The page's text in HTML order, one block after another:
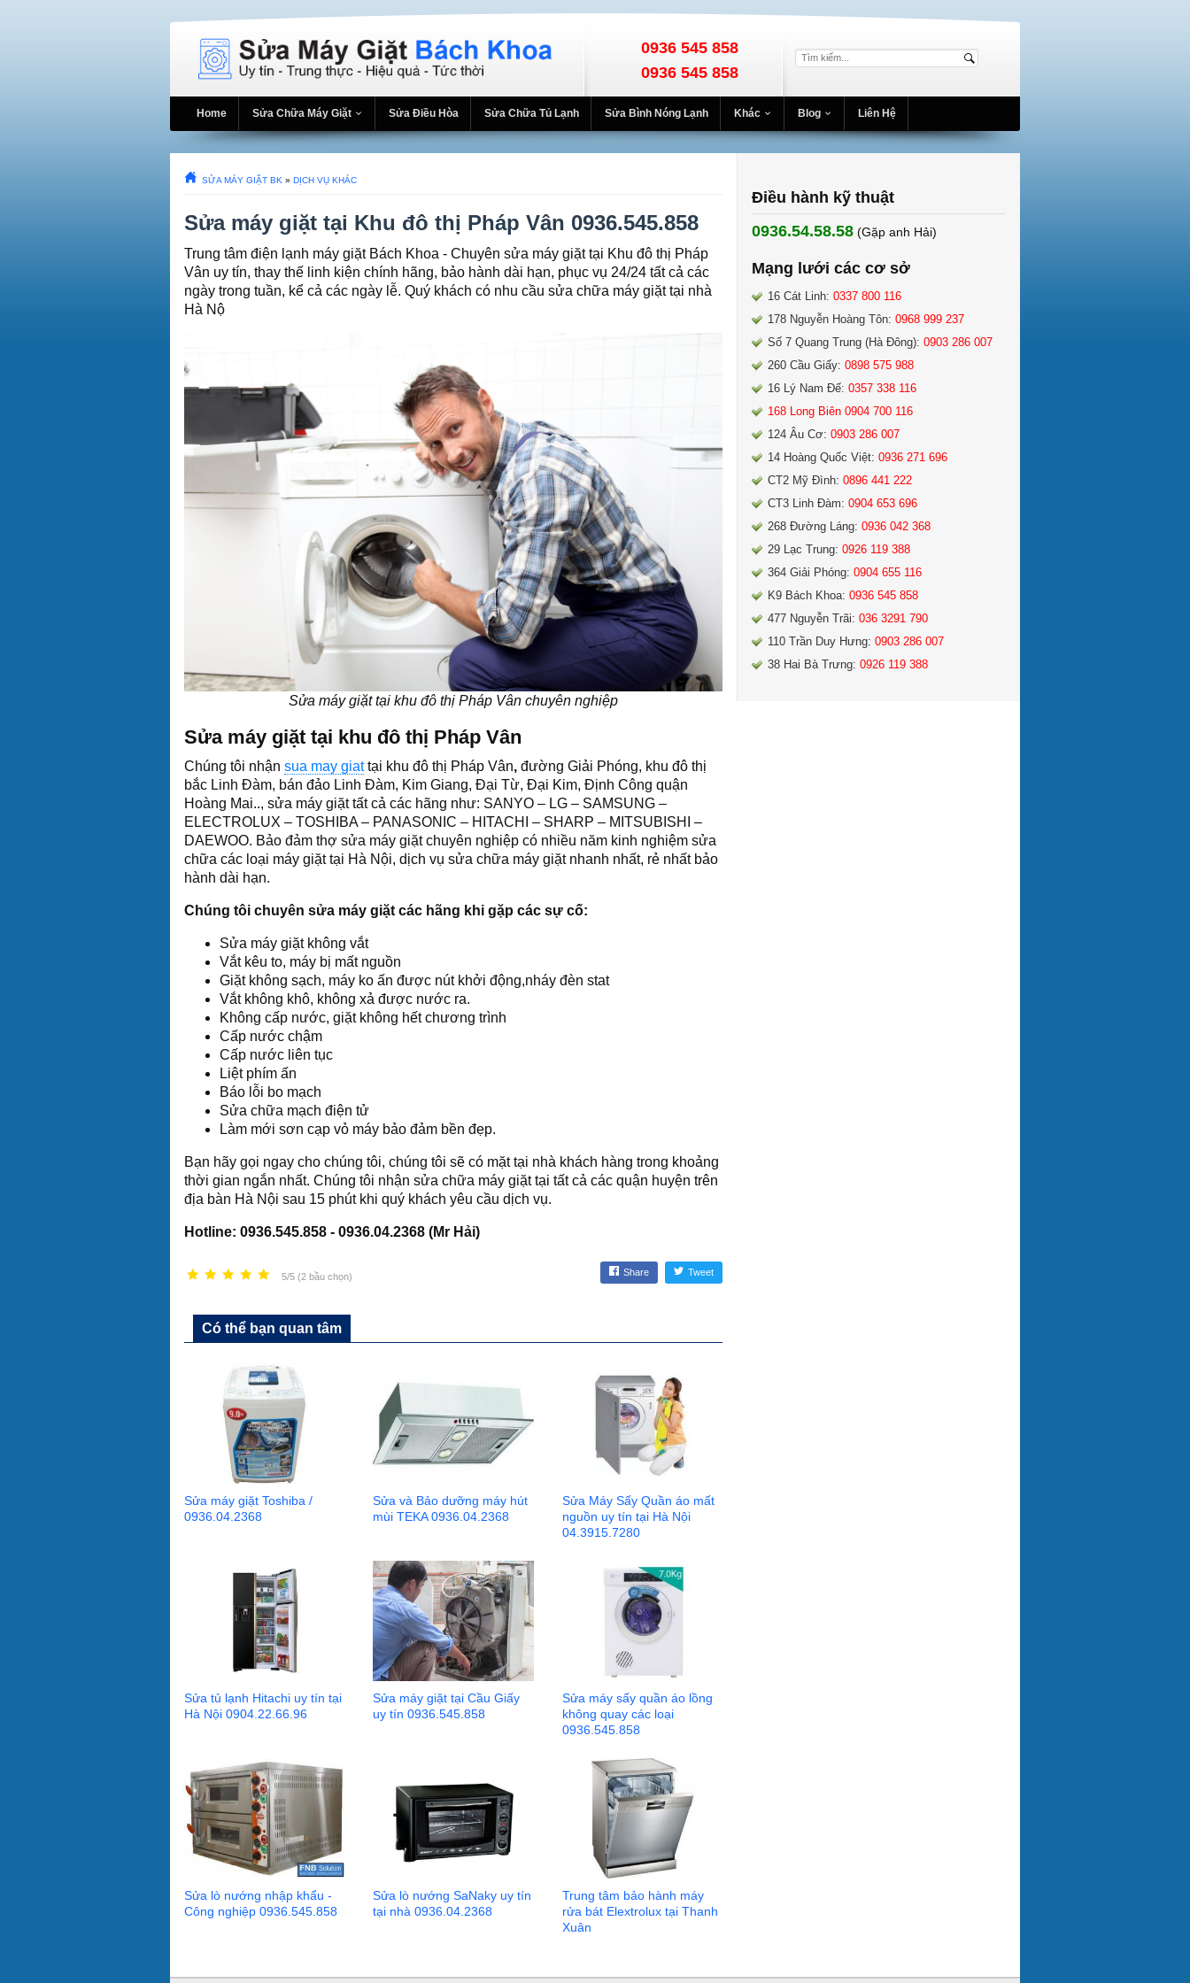
0936 545 858
0936 545 858
Home Sửa Chữa Máy Giặt Sửa Điều Hòa Sửa Chữa Tủ Lạnh Sửa Bình Nóng Lạnh Khác Blog Liên Hệ
SỬA MÁY GIẶT BK » DỊCH VỤ KHÁC
Sửa máy giặt tại Khu đô thị Pháp Vân 0936.545.858
Trung tâm điện lạnh máy giặt Bách Khoa - Chuyên sửa máy giặt tại Khu đô thị Pháp
Vân uy tín, thay thế linh kiện chính hãng, bảo hành dài hạn, phục vụ 24/24 tất cả các
ngày trong tuần, kể cả các ngày lễ. Quý khách có nhu cầu sửa chữa máy giặt tại nhà
Hà Nộ
Sửa máy giặt tại khu đô thị Pháp Vân chuyên nghiệp
Sửa máy giặt tại khu đô thị Pháp Vân
Chúng tôi nhận sua may giattại khu đô thị Pháp Vân, đường Giải Phóng, khu đô thị
bắc Linh Đàm, bán đảo Linh Đàm, Kim Giang, Đại Từ, Đại Kim, Định Công quận
Hoàng Mai.., sửa máy giặt tất cả các hãng như: SANYO – LG – SAMSUNG –
ELECTROLUX – TOSHIBA – PANASONIC – HITACHI – SHARP – MITSUBISHI –
DAEWOO. Bảo đảm thợ sửa máy giặt chuyên nghiệp có nhiều năm kinh nghiệm sửa
chữa các loại máy giặt tại Hà Nội, dịch vụ sửa chữa máy giặt nhanh nhất, rẻ nhất bảo
hành dài hạn.
Chúng tôi chuyên sửa máy giặt các hãng khi gặp các sự cố:
Sửa máy giặt không vắt
Vắt kêu to, máy bị mất nguồn
Giặt không sạch, máy ko ấn được nút khởi động,nháy đèn stat
Vắt không khô, không xả được nước ra.
Không cấp nước, giặt không hết chương trình
Cấp nước chậm
Cấp nước liên tục
Liệt phím ấn
Báo lỗi bo mạch
Sửa chữa mạch điện tử
Làm mới sơn cạp vỏ máy bảo đảm bền đẹp.
Bạn hãy gọi ngay cho chúng tôi, chúng tôi sẽ có mặt tại nhà khách hàng trong khoảng
thời gian ngắn nhất. Chúng tôi nhận sửa chữa máy giặt tại tất cả các quận huyện trên
địa bàn Hà Nội sau 15 phút khi quý khách yêu cầu dịch vụ.
Hotline: 0936.545.858 - 0936.04.2368 (Mr Hải)
5/5 (2 bầu chọn) Share Tweet
Có thể bạn quan tâm
Sửa máy giặt Toshiba /
0936.04.2368
Sửa và Bảo dưỡng máy hút
mùi TEKA 0936.04.2368
Sửa Máy Sấy Quần áo mất
nguồn uy tín tại Hà Nội
04.3915.7280
Sửa tủ lạnh Hitachi uy tín tại
Hà Nội 0904.22.66.96
Sửa máy giặt tại Cầu Giấy
uy tín 0936.545.858
Sửa máy sấy quần áo lồng
không quay các loại
0936.545.858
Sửa lò nướng nhập khẩu -
Công nghiệp 0936.545.858
Sửa lò nướng SaNaky uy tín
tại nhà 0936.04.2368
Trung tâm bảo hành máy
rửa bát Elextrolux tại Thanh
Xuân
Điều hành kỹ thuật
0936.54.58.58(Gặp anh Hải) ​
Mạng lưới các cơ sở
16 Cát Linh: 0337 800 116
178 Nguyễn Hoàng Tôn: 0968 999 237
Số 7 Quang Trung (Hà Đông): 0903 286 007
260 Cầu Giấy: 0898 575 988
16 Lý Nam Đế: 0357 338 116
168 Long Biên 0904 700 116
124 Âu Cơ: 0903 286 007
14 Hoàng Quốc Việt: 0936 271 696
CT2 Mỹ Đình: 0896 441 222
CT3 Linh Đàm: 0904 653 696
268 Đường Láng: 0936 042 368
29 Lạc Trung: 0926 119 388
364 Giải Phóng: 0904 655 116
K9 Bách Khoa: 0936 545 858
477 Nguyễn Trãi: 036 3291 790
110 Trần Duy Hưng: 0903 286 007
38 Hai Bà Trưng: 0926 119 388